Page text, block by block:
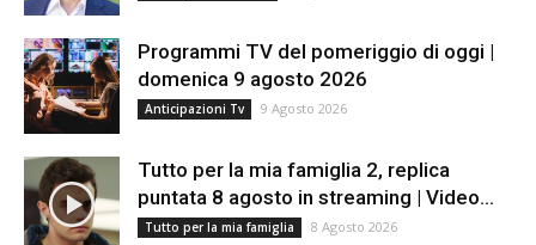
Programmi TV del pomeriggio di oggi |
domenica 9 agosto 2026
Anticipazioni Tv 9 Agosto 2026
Tutto per la mia famiglia 2, replica
puntata 8 agosto in streaming | Video...
Tutto per la mia famiglia 8 Agosto 2026